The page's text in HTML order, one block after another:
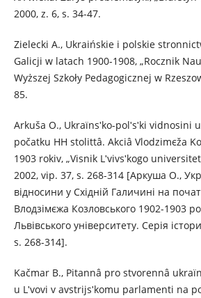
2000, z. 6, s. 34-47.
Zielecki A., Ukraińskie i polskie
Galicji w latach 1900-1908, „Rocznik
Wyższej Szkoły Pedagogicznej w
85.
Arkuša O., Ukraїnsʹko-polʹsʹkі vіdnosini
počatku HH stolіttâ. Akcіâ Vlodzіmєža
1903 rokіv, „Vіsnik Lʹvіvsʹkogo
2002, vip. 37, s. 268-314 [Аркуша O.,
відносини у Східній Галичині на
Влодзімєжа Козловського 1902-1903
Львівського університету. Серія
s. 268-314].
Kačmar B., Pitannâ pro stvorennâ
u Lʹvovі v avstrіjsʹkomu parlamentі na